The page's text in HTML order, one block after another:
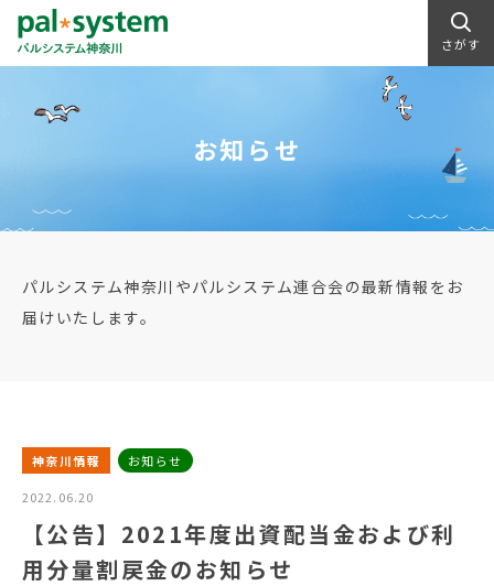
さがす
お知らせ
パルシステム神奈川やパルシステム連合会の最新情報をお
届けいたします。
神奈川情報 お知らせ
2022.06.20
【公告】2021年度出資配当金および利
用分量割戻金のお知らせ